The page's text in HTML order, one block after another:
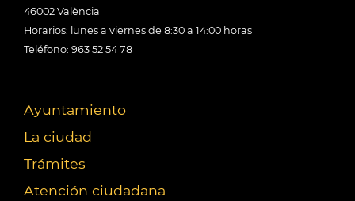
46002 València
Horarios: lunes a viernes de 8:30 a 14:00 horas
Teléfono: 963 52 54 78
Ayuntamiento
La ciudad
Trámites
Atención ciudadana